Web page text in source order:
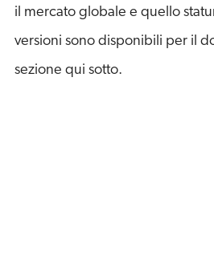
il mercato globale e quello
versioni sono disponibili per il
sezione qui sotto.